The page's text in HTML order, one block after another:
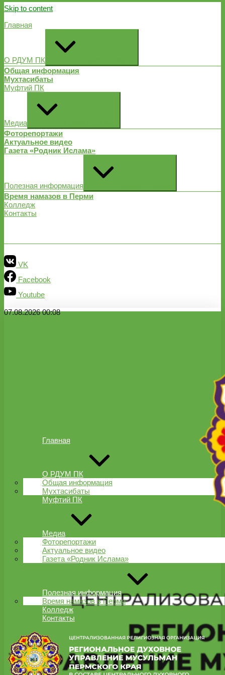
Skip to content
Главная
О РДУМ ПК
Общая информация
Мухтасибаты
Муфтий ПК
Медиа
Фоторепортажи
Актуальное видео
Газета «Родник Ислама»
Полезная информация
Время намазов в Перми
Колледж
Контакты
VK
Facebook
Youtube
07.08.2026 00:08
Главная
О РДУМ ПК
Общая информация
Мухтасибаты
Муфтий ПК
Медиа
Фоторепортажи
Актуальное видео
Газета «Родник Ислама»
Полезная информация
Время намазов в Перми
Колледж
Контакты